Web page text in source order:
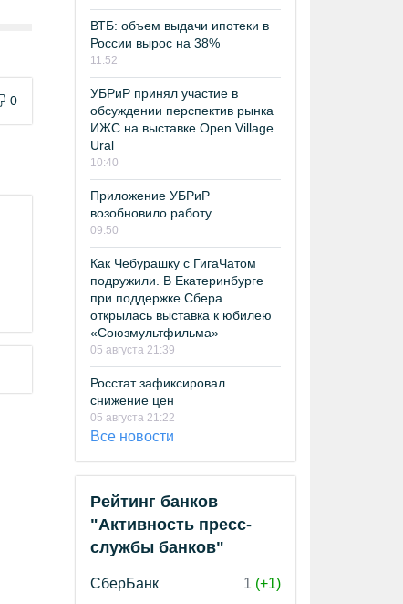
0
ВТБ: объем выдачи ипотеки в
России вырос на 38%
11:52
УБРиР принял участие в
обсуждении перспектив рынка
ИЖС на выставке Open Village
Ural
10:40
Приложение УБРиР
возобновило работу
09:50
Как Чебурашку с ГигаЧатом
подружили. В Екатеринбурге
при поддержке Сбера
открылась выставка к юбилею
«Союзмультфильма»
05 августа 21:39
Росстат зафиксировал
снижение цен
05 августа 21:22
Все новости
Рейтинг банков
"Активность пресс-
службы банков"
СберБанк 1 (+1)